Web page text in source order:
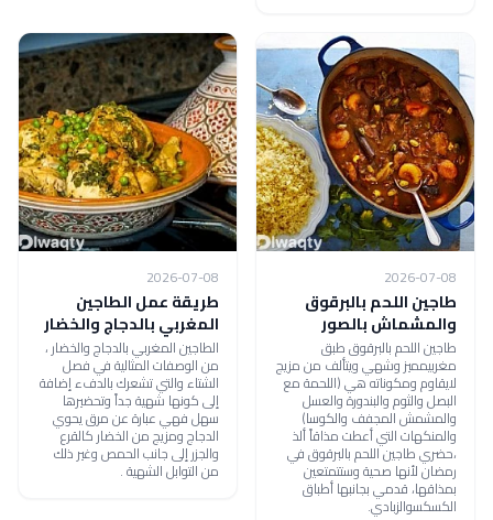
2026-07-08
طاجين اللحم بالبرقوق
والمشماش بالصور
طاجين اللحم بالبرقوق طبق
مغربيمميز وشهي ويتألف من مزيج
لايقاوم ومكوناته هي (اللحمة مع
البصل والثوم والبندورة والعسل
والمشمش المجفف والكوسا)
والمنكهات التي أعطت مذاقاً ألذ
،حضري طاجين اللحم بالبرقوق في
رمضان لأنها صحية وستتمتعين
بمذاقها، قدمي بجانبها أطباق
الكسكسوالزبادي.
2026-07-08
طريقة عمل الطاجين
المغربي بالدجاج والخضار
الطاجين المغربي بالدجاج والخضار ،
من الوصفات المثالية في فصل
الشتاء والتي تشعرك بالدفء إضافة
إلى كونها شهية جداً وتحضيرها
سهل فهي عبارة عن مرق يحوي
الدجاج ومزيج من الخضار كالقرع
والجزر إلى جانب الحمص وغير ذلك
من التوابل الشهية .